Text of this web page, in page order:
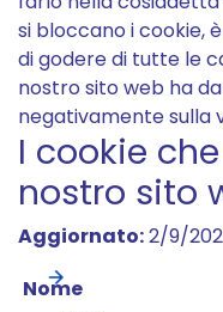
si bloccano i cookie,
di godere di tutte le
nostro sito web ha
negativamente sulla
I cookie
nostro sito
Aggiornato:2/9/
Nome